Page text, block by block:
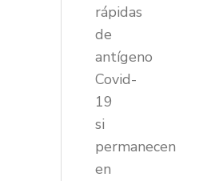
rápidas
de
antígeno
Covid-
19
si
permanecen
en